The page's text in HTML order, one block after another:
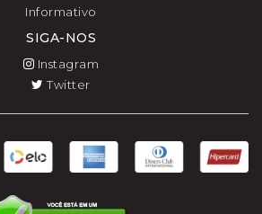
Informativo
SIGA-NOS
Instagram
Twitter